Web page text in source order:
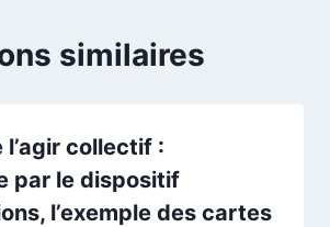
similaires
l’agir collectif :
par le dispositif
l’exemple des cartes